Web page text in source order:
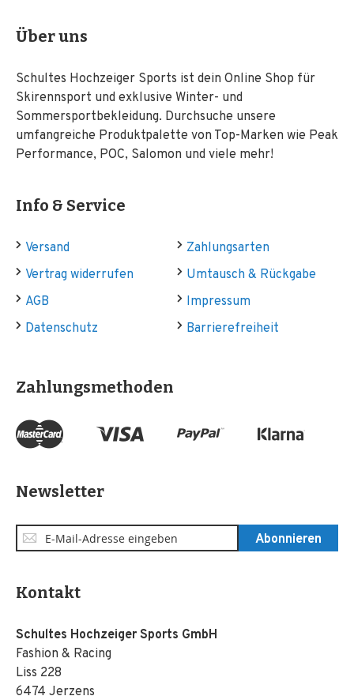
Über uns
Schultes Hochzeiger Sports ist dein Online Shop für
Skirennsport und exklusive Winter- und
Sommersportbekleidung. Durchsuche unsere
umfangreiche Produktpalette von Top-Marken wie Peak
Performance, POC, Salomon und viele mehr!
Info & Service
Versand
Zahlungsarten
Vertrag widerrufen
Umtausch & Rückgabe
AGB
Impressum
Datenschutz
Barrierefreiheit
Zahlungsmethoden
Newsletter
Anmeldung
zum
Abonnieren
Kontakt
Schultes Hochzeiger Sports GmbH
Fashion & Racing
Liss 228
6474 Jerzens